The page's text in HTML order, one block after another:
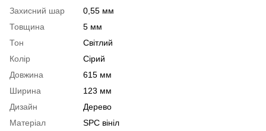
Захисний шар
0,55 мм
Товщина
5 мм
Тон
Світлий
Колір
Сірий
Довжина
615 мм
Ширина
123 мм
Дизайн
Дерево
Матеріал
SPC вініл